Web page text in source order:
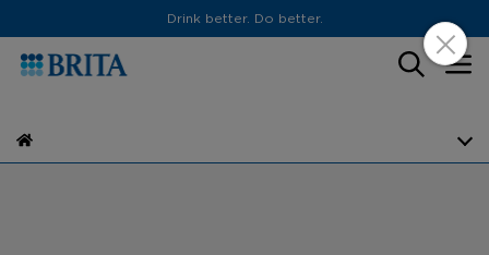
Drink better. Do better.